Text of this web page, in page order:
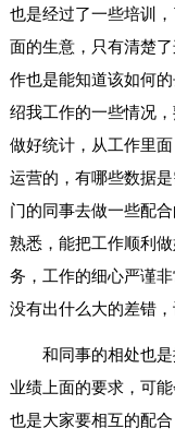
也是经过了一些培训
面的生意，只有清楚
作也是能知道该如何
绍我工作的一些情况
做好统计，从工作里
运营的，有哪些数据
门的同事去做一些配
熟悉，能把工作顺利
务，工作的细心严谨
没有出什么大的差错
和同事的相处也
业绩上面的要求，可
也是大家要相互的配